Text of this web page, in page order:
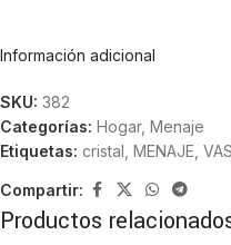
Información adicional
SKU: 382
Categorías: Hogar, Menaje
Etiquetas: cristal MENAJE
Compartir:
Productos